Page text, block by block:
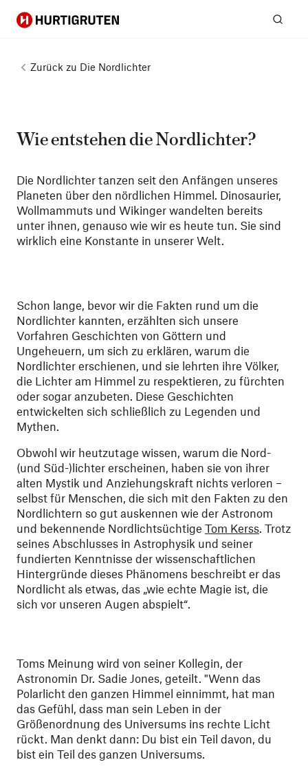
Hurtigruten
Zurück zu Die Nordlichter
Wie entstehen die Nordlichter?
Die Nordlichter tanzen seit den Anfängen unseres
Planeten über den nördlichen Himmel. Dinosaurier,
Wollmammuts und Wikinger wandelten bereits
unter ihnen, genauso wie wir es heute tun. Sie sind
wirklich eine Konstante in unserer Welt.
Schon lange, bevor wir die Fakten rund um die
Nordlichter kannten, erzählten sich unsere
Vorfahren Geschichten von Göttern und
Ungeheuern, um sich zu erklären, warum die
Nordlichter erschienen, und sie lehrten ihre Völker,
die Lichter am Himmel zu respektieren, zu fürchten
oder sogar anzubeten. Diese Geschichten
entwickelten sich schließlich zu Legenden und
Mythen.
Obwohl wir heutzutage wissen, warum die Nord-
(und Süd-)lichter erscheinen, haben sie von ihrer
alten Mystik und Anziehungskraft nichts verloren –
selbst für Menschen, die sich mit den Fakten zu den
Nordlichtern so gut auskennen wie der Astronom
und bekennende Nordlichtsüchtige Tom Kerss. Trotz
seines Abschlusses in Astrophysik und seiner
fundierten Kenntnisse der wissenschaftlichen
Hintergründe dieses Phänomens beschreibt er das
Nordlicht als etwas, das „wie echte Magie ist, die
sich vor unseren Augen abspielt“.
Toms Meinung wird von seiner Kollegin, der
Astronomin Dr. Sadie Jones, geteilt. "Wenn das
Polarlicht den ganzen Himmel einnimmt, hat man
das Gefühl, dass man sein Leben in der
Größenordnung des Universums ins rechte Licht
rückt. Man denkt dann: Du bist ein Teil davon, du
bist ein Teil des ganzen Universums.